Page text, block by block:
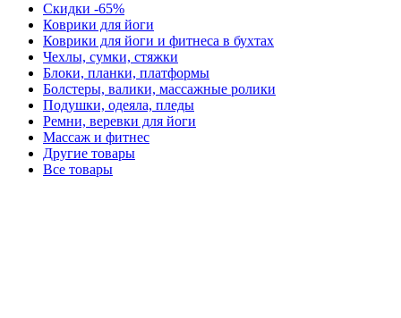
Скидки -65%
Коврики для йоги
Коврики для йоги и фитнеса в бухтах
Чехлы, сумки, стяжки
Блоки, планки, платформы
Болстеры, валики, массажные ролики
Подушки, одеяла, пледы
Ремни, веревки для йоги
Массаж и фитнес
Другие товары
Все товары